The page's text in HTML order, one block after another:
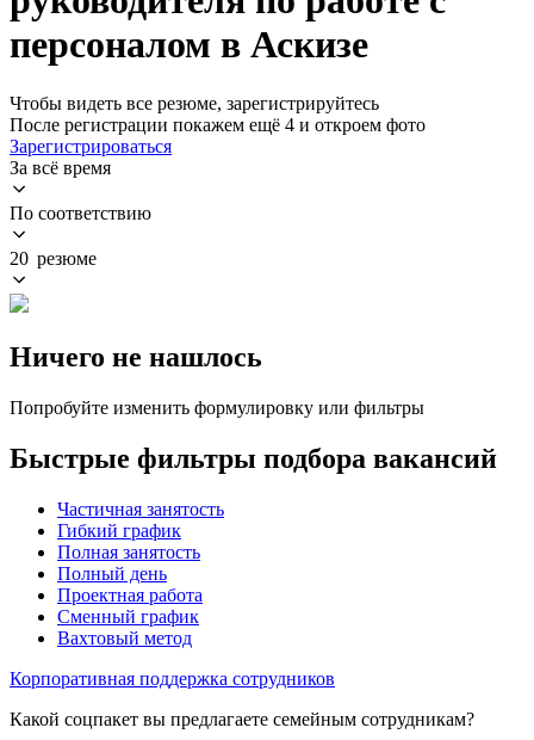
персоналом в Аскизе
Чтобы видеть все резюме, зарегистрируйтесь
После регистрации покажем ещё 4 и откроем фото
Зарегистрироваться
За всё время
По соответствию
20 резюме
Ничего не нашлось
Попробуйте изменить формулировку или фильтры
Быстрые фильтры подбора вакансий
Частичная занятость
Гибкий график
Полная занятость
Полный день
Проектная работа
Сменный график
Вахтовый метод
Корпоративная поддержка сотрудников
Какой соцпакет вы предлагаете семейным сотрудникам?